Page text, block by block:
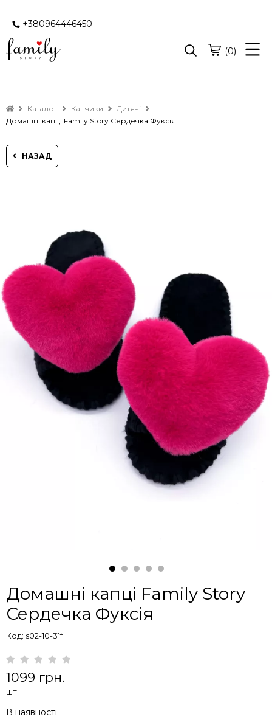
+380964446450
(0)
Каталог Капчики
Дитячі
Домашні капці Family Story Сердечка Фуксія
НАЗАД
Домашні капці Family Story
Сердечка Фуксія
Код: s02-10-31f
1099 грн.
шт.
В наявності